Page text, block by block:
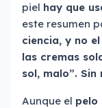
piel hay que
este resumen
ciencia, y no
las cremas
sol, malo”. Sin
Aunque el pelo